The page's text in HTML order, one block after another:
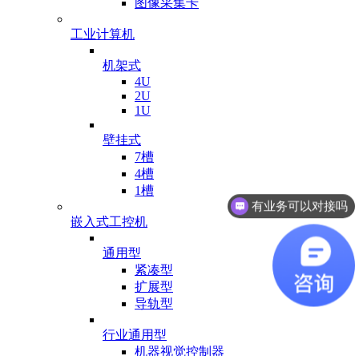
工业计算机
机架式
4U
2U
1U
壁挂式
7槽
4槽
1槽
嵌入式工控机
通用型
紧凑型
扩展型
导轨型
行业通用型
机器视觉控制器
有业务可以对接吗